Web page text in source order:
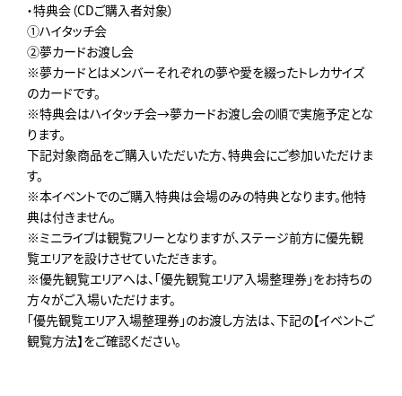
・特典会（CDご購入者対象）
①ハイタッチ会
②夢カードお渡し会
※夢カードとはメンバーそれぞれの夢や愛を綴ったトレカサイズ
のカードです。
※特典会はハイタッチ会→夢カードお渡し会の順で実施予定とな
ります。
下記対象商品をご購入いただいた方、特典会にご参加いただけま
す。
※本イベントでのご購入特典は会場のみの特典となります。他特
典は付きません。
※ミニライブは観覧フリーとなりますが、ステージ前方に優先観
覧エリアを設けさせていただきます。
※優先観覧エリアへは、「優先観覧エリア入場整理券」をお持ちの
方々がご入場いただけます。
「優先観覧エリア入場整理券」のお渡し方法は、下記の【イベントご
観覧方法】をご確認ください。